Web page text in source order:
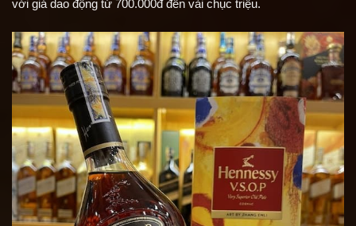
với giá dao động từ 700.000đ đến vài chục triệu.